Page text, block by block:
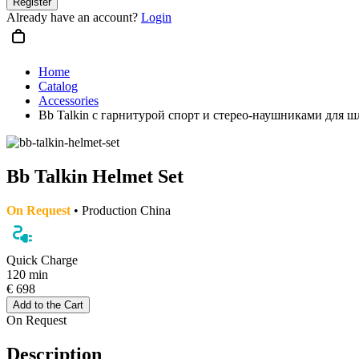
Already have an account? Login
Home
Catalog
Accessories
Bb Talkin с гарнитурой спорт и стерео-наушниками для
Bb Talkin Helmet Set
On Request • Production China
Quick Charge
120 min
€ 698
Add to the Cart
On Request
Description